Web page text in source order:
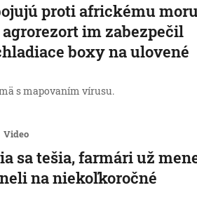
proti africkému
im zabezpečil
boxy na ulovené
s mapovaním vírusu.
Video
sa tešia, farmári už
na niekoľkoročné